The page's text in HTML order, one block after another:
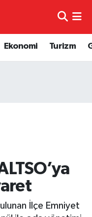
Ekonomi Turizm
İlçe Emniyet